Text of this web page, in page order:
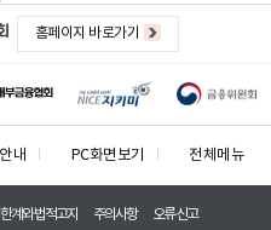
홈페이지 바로가기
내 PC화면보기 전체메뉴
계와법적고지 주의사항 오류신고